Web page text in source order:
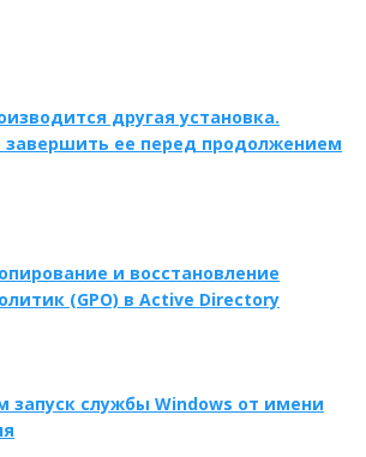
другая установка.
ее перед продолжением
и восстановление
(GPO) в Active Directory
запуск службы Windows от имени